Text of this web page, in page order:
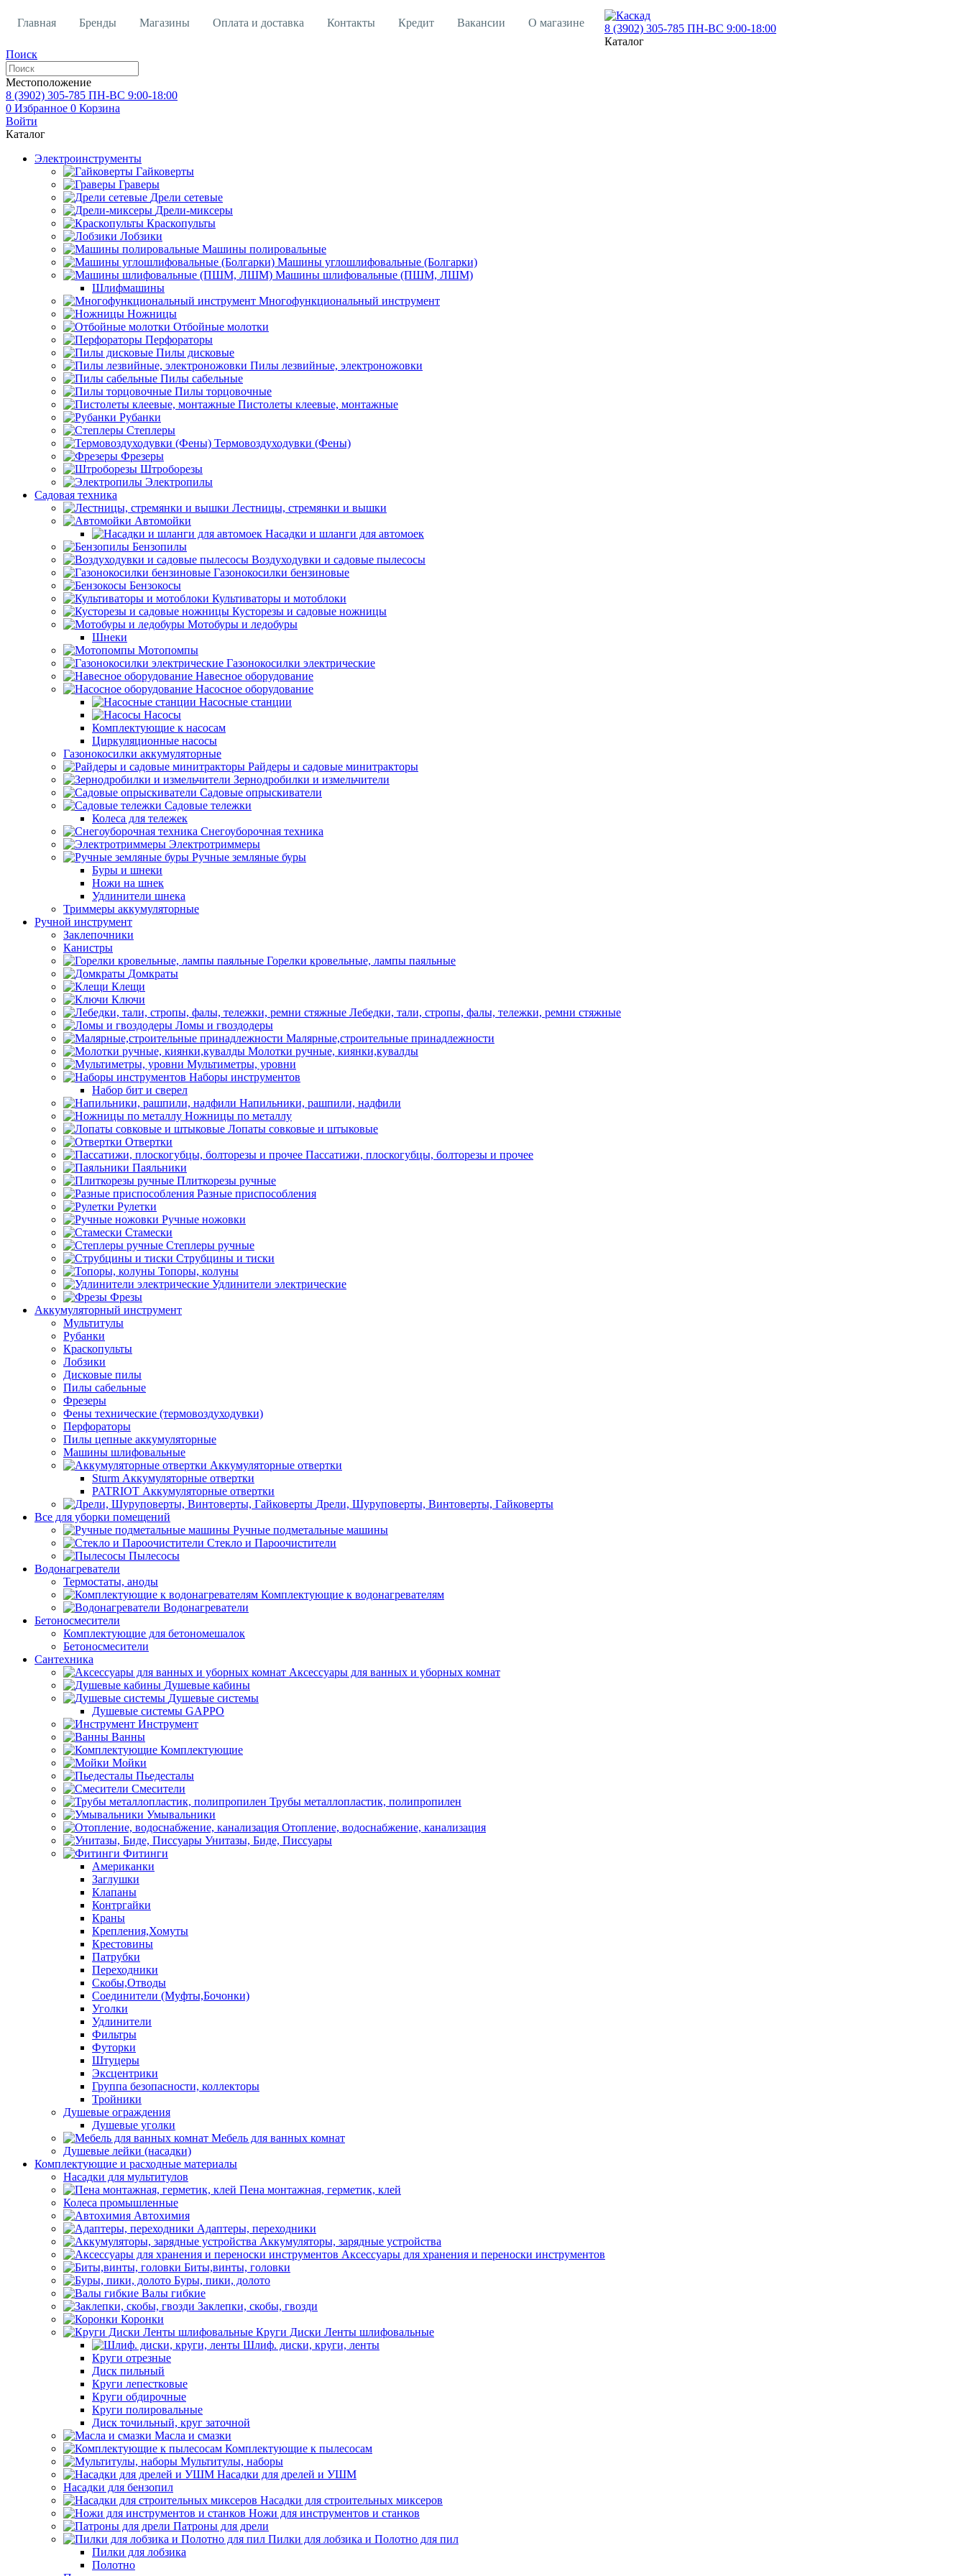
Главная Бренды Магазины Оплата и доставка Контакты Кредит Вакансии О магазине 8 (3902) 305-785 ПН-ВС 9:00-18:00
Каталог
Поиск
Местоположение
8 (3902) 305-785 ПН-ВС 9:00-18:00
0 Избранное 0 Корзина
Войти
Каталог
Электроинструменты
Гайковерты
Граверы
Дрели сетевые
Дрели-миксеры
Краскопульты
Лобзики
Машины полировальные
Машины углошлифовальные (Болгарки)
Машины шлифовальные (ПШМ, ЛШМ)
Шлифмашины
Многофункциональный инструмент
Ножницы
Отбойные молотки
Перфораторы
Пилы дисковые
Пилы лезвийные, электроножовки
Пилы сабельные
Пилы торцовочные
Пистолеты клеевые, монтажные
Рубанки
Степлеры
Термовоздуходувки (Фены)
Фрезеры
Штроборезы
Электропилы
Садовая техника
Лестницы, стремянки и вышки
Автомойки
Насадки и шланги для автомоек
Бензопилы
Воздуходувки и садовые пылесосы
Газонокосилки бензиновые
Бензокосы
Культиваторы и мотоблоки
Кусторезы и садовые ножницы
Мотобуры и ледобуры
Шнеки
Мотопомпы
Газонокосилки электрические
Навесное оборудование
Насосное оборудование
Насосные станции
Насосы
Комплектующие к насосам
Циркуляционные насосы
Газонокосилки аккумуляторные
Райдеры и садовые минитракторы
Зернодробилки и измельчители
Садовые опрыскиватели
Садовые тележки
Колеса для тележек
Снегоуборочная техника
Электротриммеры
Ручные земляные буры
Буры и шнеки
Ножи на шнек
Удлинители шнека
Триммеры аккумуляторные
Ручной инструмент
Заклепочники
Канистры
Горелки кровельные, лампы паяльные
Домкраты
Клещи
Ключи
Лебедки, тали, стропы, фалы, тележки, ремни стяжные
Ломы и гвоздодеры
Малярные,строительные принадлежности
Молотки ручные, киянки,кувалды
Мультиметры, уровни
Наборы инструментов
Набор бит и сверел
Напильники, рашпили, надфили
Ножницы по металлу
Лопаты совковые и штыковые
Отвертки
Пассатижи, плоскогубцы, болторезы и прочее
Паяльники
Плиткорезы ручные
Разные приспособления
Рулетки
Ручные ножовки
Стамески
Степлеры ручные
Струбцины и тиски
Топоры, колуны
Удлинители электрические
Фрезы
Аккумуляторный инструмент
Мультитулы
Рубанки
Краскопульты
Лобзики
Дисковые пилы
Пилы сабельные
Фрезеры
Фены технические (термовоздуходувки)
Перфораторы
Пилы цепные аккумуляторные
Машины шлифовальные
Аккумуляторные отвертки
Sturm Аккумуляторные отвертки
PATRIOT Аккумуляторные отвертки
Дрели, Шуруповерты, Винтоверты, Гайковерты
Все для уборки помещений
Ручные подметальные машины
Стекло и Пароочистители
Пылесосы
Водонагреватели
Термостаты, аноды
Комплектующие к водонагревателям
Водонагреватели
Бетоносмесители
Комплектующие для бетономешалок
Бетоносмесители
Сантехника
Аксессуары для ванных и уборных комнат
Душевые кабины
Душевые системы
Душевые системы GAPPO
Инструмент
Ванны
Комплектующие
Мойки
Пьедесталы
Смесители
Трубы металлопластик, полипропилен
Умывальники
Отопление, водоснабжение, канализация
Унитазы, Биде, Писсуары
Фитинги
Американки
Заглушки
Клапаны
Контргайки
Краны
Крепления,Хомуты
Крестовины
Патрубки
Переходники
Скобы,Отводы
Соединители (Муфты,Бочонки)
Уголки
Удлинители
Фильтры
Футорки
Штуцеры
Эксцентрики
Группа безопасности, коллекторы
Тройники
Душевые ограждения
Душевые уголки
Мебель для ванных комнат
Душевые лейки (насадки)
Комплектующие и расходные материалы
Насадки для мультитулов
Пена монтажная, герметик, клей
Колеса промышленные
Автохимия
Адаптеры, переходники
Аккумуляторы, зарядные устройства
Аксессуары для хранения и переноски инструментов
Биты,винты, головки
Буры, пики, долото
Валы гибкие
Заклепки, скобы, гвозди
Коронки
Круги Диски Ленты шлифовальные
Шлиф. диски, круги, ленты
Круги отрезные
Диск пильный
Круги лепестковые
Круги обдирочные
Круги полировальные
Диск точильный, круг заточной
Масла и смазки
Комплектующие к пылесосам
Мультитулы, наборы
Насадки для дрелей и УШМ
Насадки для бензопил
Насадки для строительных миксеров
Ножи для инструментов и станков
Патроны для дрели
Пилки для лобзика и Полотно для пил
Пилки для лобзика
Полотно